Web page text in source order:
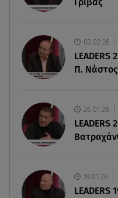
- Σηκώθηκαν εναέρια
Έξοδος Αυγούστου:
Κυκλάδες
Παιδικοί σταθμοί:
αποτελέσματα
Γρίβας
02.02.26
LEADERS
Π. Νάστος
26.01.26
LEADERS
19.01.26
LEADERS